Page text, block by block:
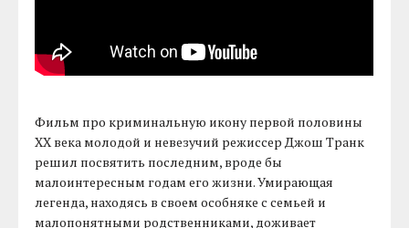
Фильм про криминальную икону первой половины
XX века молодой и невезучий режиссер Джош Транк
решил посвятить последним, вроде бы
малоинтересным годам его жизни. Умирающая
легенда, находясь в своем особняке с семьей и
малопонятными родственниками, доживает